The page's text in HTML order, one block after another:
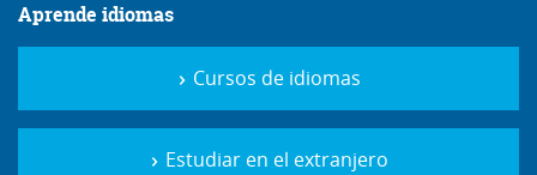
Aprende idiomas
Cursos de idiomas
Estudiar en el extranjero